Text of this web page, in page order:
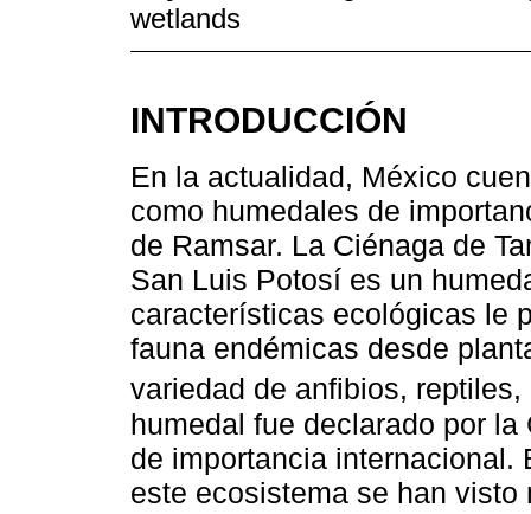
wetlands
INTRODUCCIÓN
En la actualidad, México
como humedales de
de Ramsar. La Ciénaga de
San Luis Potosí es un
características ecológicas le
fauna endémicas desde
variedad de anfibios,
humedal fue declarado por
de importancia
este ecosistema se han